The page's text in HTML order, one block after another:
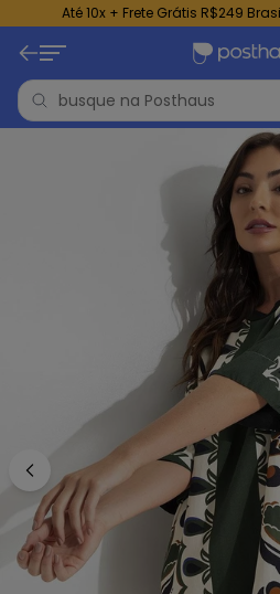
Até 10x + Frete Grátis R$249